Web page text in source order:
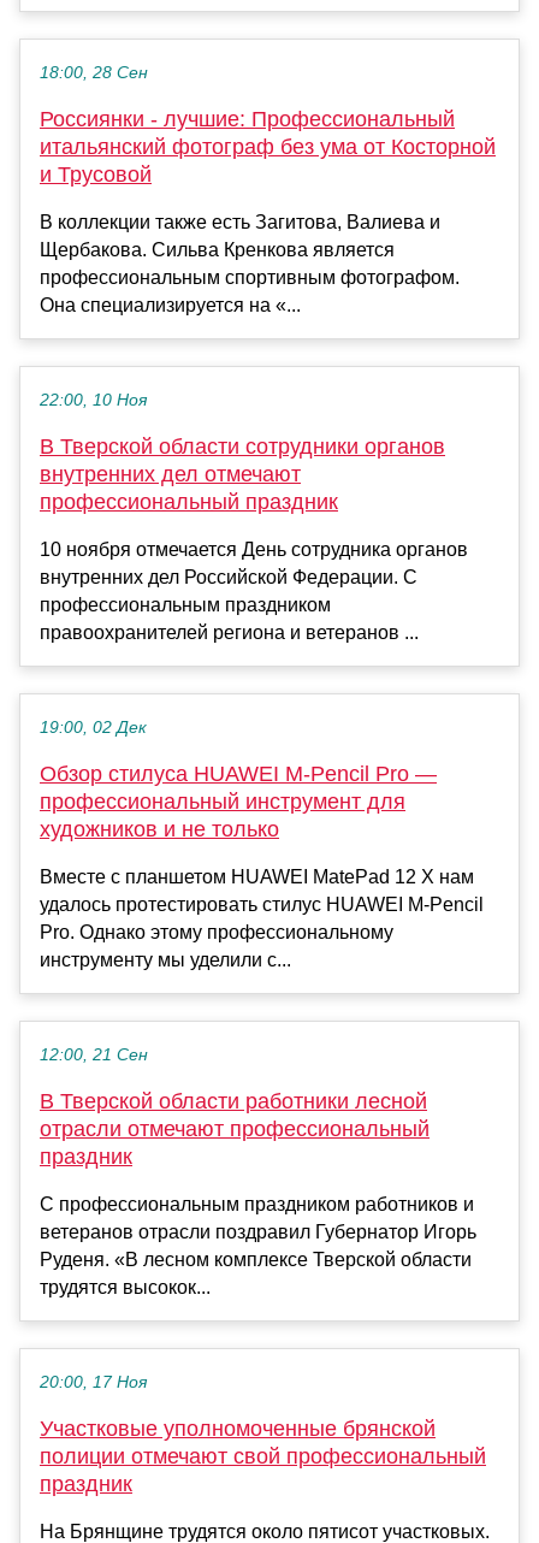
18:00, 28 Сен
Россиянки - лучшие: Профессиональный
итальянский фотограф без ума от Косторной
и Трусовой
В коллекции также есть Загитова, Валиева и
Щербакова. Сильва Кренкова является
профессиональным спортивным фотографом.
Она специализируется на «...
22:00, 10 Ноя
В Тверской области сотрудники органов
внутренних дел отмечают
профессиональный праздник
10 ноября отмечается День сотрудника органов
внутренних дел Российской Федерации. С
профессиональным праздником
правоохранителей региона и ветеранов ...
19:00, 02 Дек
Обзор стилуса HUAWEI M-Pencil Pro —
профессиональный инструмент для
художников и не только
Вместе с планшетом HUAWEI MatePad 12 X нам
удалось протестировать стилус HUAWEI M-Pencil
Pro. Однако этому профессиональному
инструменту мы уделили с...
12:00, 21 Сен
В Тверской области работники лесной
отрасли отмечают профессиональный
праздник
С профессиональным праздником работников и
ветеранов отрасли поздравил Губернатор Игорь
Руденя. «В лесном комплексе Тверской области
трудятся высокок...
20:00, 17 Ноя
Участковые уполномоченные брянской
полиции отмечают свой профессиональный
праздник
На Брянщине трудятся около пятисот участковых.